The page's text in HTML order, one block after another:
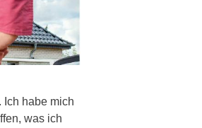
Ich habe mich
was ich